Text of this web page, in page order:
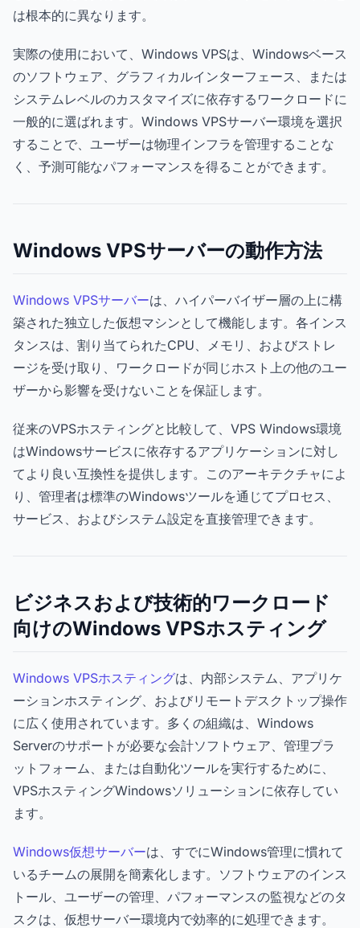
は根本的に異なります。
実際の使用において、Windows VPSは、Windowsベース
のソフトウェア、グラフィカルインターフェース、または
システムレベルのカスタマイズに依存するワークロードに
一般的に選ばれます。Windows VPSサーバー環境を選択
することで、ユーザーは物理インフラを管理することな
く、予測可能なパフォーマンスを得ることができます。
Windows VPSサーバーの動作方法
Windows VPSサーバーは、ハイパーバイザー層の上に構
築された独立した仮想マシンとして機能します。各インス
タンスは、割り当てられたCPU、メモリ、およびストレ
ージを受け取り、ワークロードが同じホスト上の他のユー
ザーから影響を受けないことを保証します。
従来のVPSホスティングと比較して、VPS Windows環境
はWindowsサービスに依存するアプリケーションに対し
てより良い互換性を提供します。このアーキテクチャによ
り、管理者は標準のWindowsツールを通じてプロセス、
サービス、およびシステム設定を直接管理できます。
ビジネスおよび技術的ワークロード
向けのWindows VPSホスティング
Windows VPSホスティングは、内部システム、アプリケ
ーションホスティング、およびリモートデスクトップ操作
に広く使用されています。多くの組織は、Windows
Serverのサポートが必要な会計ソフトウェア、管理プラ
ットフォーム、または自動化ツールを実行するために、
VPSホスティングWindowsソリューションに依存してい
ます。
Windows仮想サーバーは、すでにWindows管理に慣れて
いるチームの展開を簡素化します。ソフトウェアのインス
トール、ユーザーの管理、パフォーマンスの監視などのタ
スクは、仮想サーバー環境内で効率的に処理できます。